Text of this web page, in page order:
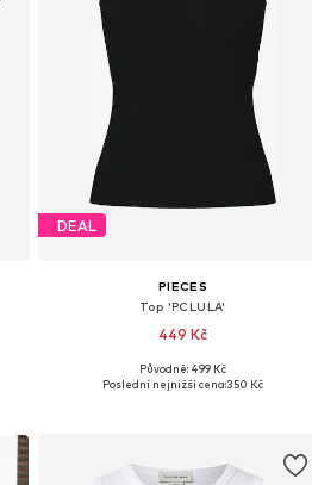
DEAL
PIECES
Top 'PCLULA'
449 Kč
Dostupné velikosti: XS, S, M, L, XXL
Původně: 499 Kč
Poslední nejnižší cena:350 Kč